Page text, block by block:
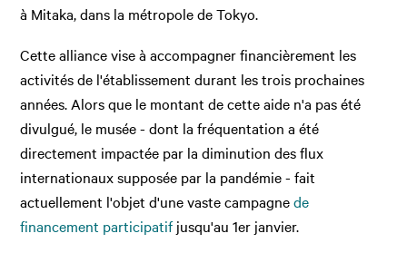
à Mitaka, dans la métropole de Tokyo.
Cette alliance vise à accompagner financièrement les
activités de l'établissement durant les trois prochaines
années. Alors que le montant de cette aide n'a pas été
divulgué, le musée - dont la fréquentation a été
directement impactée par la diminution des flux
internationaux supposée par la pandémie - fait
actuellement l'objet d'une vaste campagnede
financement participatifjusqu'au 1er janvier.